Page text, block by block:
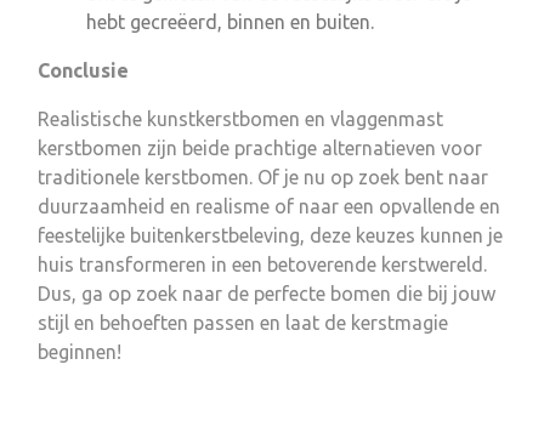
hebt gecreëerd, binnen en buiten.
Conclusie
Realistische kunstkerstbomen en vlaggenmast
kerstbomen zijn beide prachtige alternatieven voor
traditionele kerstbomen. Of je nu op zoek bent naar
duurzaamheid en realisme of naar een opvallende en
feestelijke buitenkerstbeleving, deze keuzes kunnen je
huis transformeren in een betoverende kerstwereld.
Dus, ga op zoek naar de perfecte bomen die bij jouw
stijl en behoeften passen en laat de kerstmagie
beginnen!